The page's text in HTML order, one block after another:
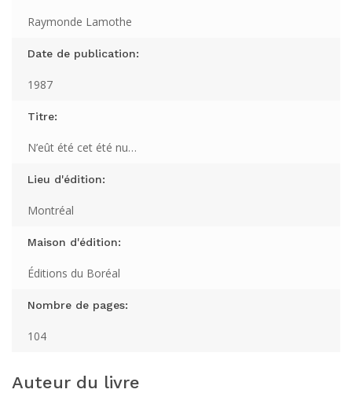
Raymonde Lamothe
Date de publication:
1987
Titre:
N’eût été cet été nu…
Lieu d'édition:
Montréal
Maison d'édition:
Éditions du Boréal
Nombre de pages:
104
Auteur du livre